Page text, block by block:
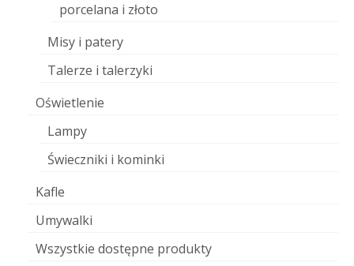
porcelana i złoto
Misy i patery
Talerze i talerzyki
Oświetlenie
Lampy
Świeczniki i kominki
Kafle
Umywalki
Wszystkie dostępne produkty